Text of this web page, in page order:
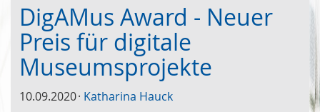
DigAMus Award - Neuer
Preis für digitale
Museumsprojekte
10.09.2020 Katharina Hauck